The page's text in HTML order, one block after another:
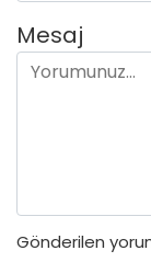
Mesaj
Gönderilen